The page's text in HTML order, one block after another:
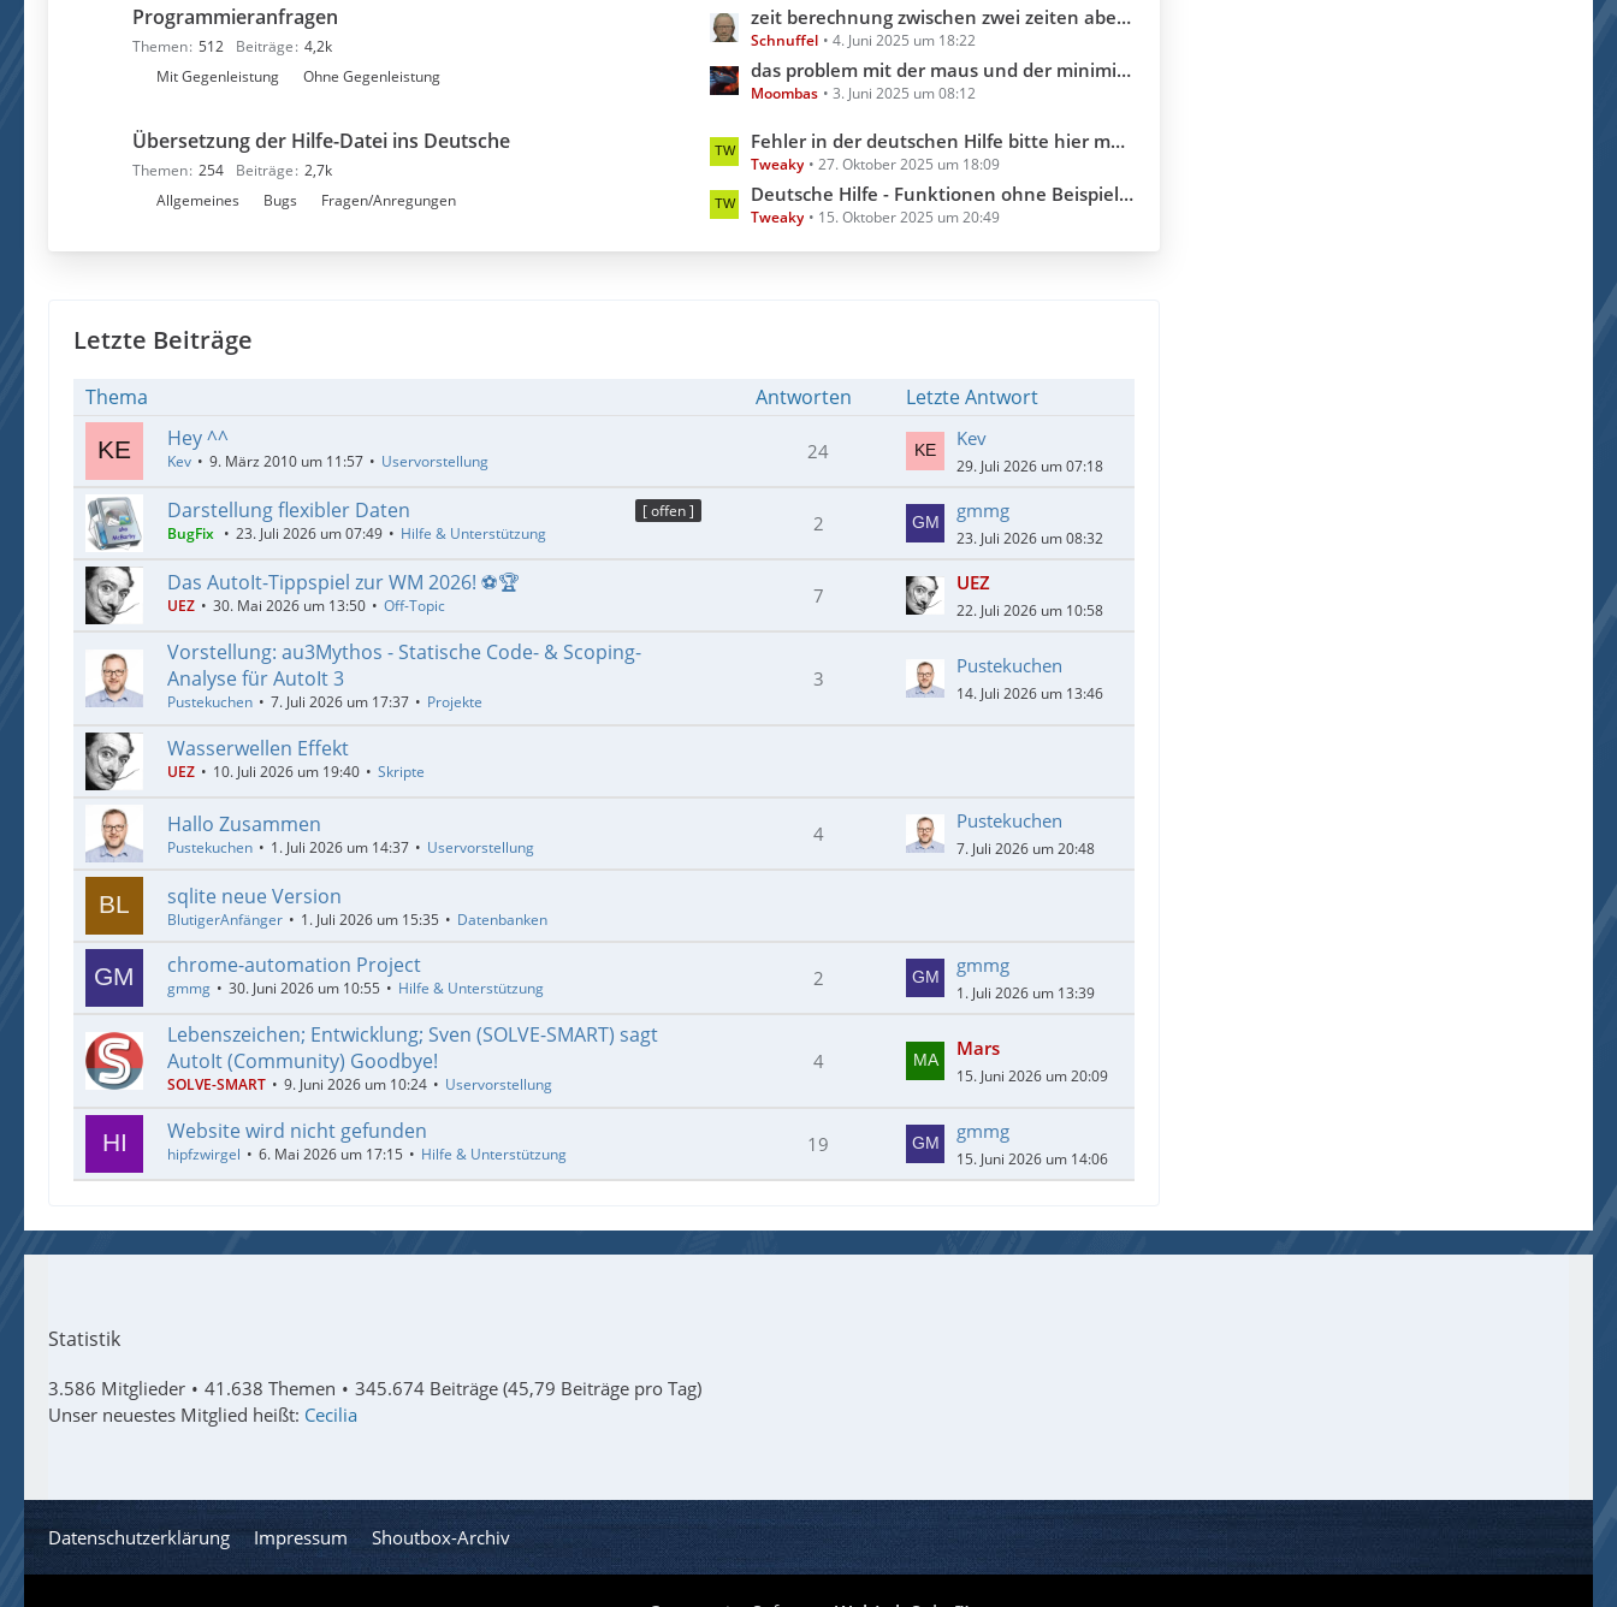
g
e
e
n
e
B
e
i
r
ä
g
e
t
e
o
r
e
Programmieranfragen
Themen 512 Beiträge 4,2k
L
e
t
z
e
e
t
zeit berechnung zwischen zwei zeiten aber inklusive millisekunden
Schnuffel 4. Juni 2025 um 18:22
das problem mit der maus und der minimierung
Moombas 3. Juni 2025 um 08:12
t
e
r
Mit Gegenleistung Ohne Gegenleistung
Übersetzung der Hilfe-Datei ins Deutsche
Themen 254 Beiträge 2,7k
L
e
t
z
t
Fehler in der deutschen Hilfe bitte hier melden (Hilfedatei 3.3.18.0 2025.10.04)
Tweaky 27. Oktober 2025 um 18:09
Deutsche Hilfe - Funktionen ohne Beispiel (Hilfedatei 3.3.18.0)
Tweaky 15. Oktober 2025 um 20:49
t
f
e
Allgemeines Bugs Fragen/Anregungen
Letzte Beiträge
Thema Antworten
Letzte Antwort
Hey ^^
Kev 9. März 2010 um 11:57 Uservorstellung 24
Kev
29. Juli 2026 um 07:18
[ offen ]
Darstellung flexibler Daten
BugFix 23. Juli 2026 um 07:49 Hilfe & Unterstützung 2
gmmg
23. Juli 2026 um 08:32
Das AutoIt-Tippspiel zur WM 2026! ⚽🏆
UEZ 30. Mai 2026 um 13:50 Off-Topic 7
UEZ
22. Juli 2026 um 10:58
Vorstellung: au3Mythos - Statische Code- & Scoping-
Analyse für AutoIt 3
Pustekuchen 7. Juli 2026 um 17:37 Projekte
3
Pustekuchen
14. Juli 2026 um 13:46
Wasserwellen Effekt
UEZ 10. Juli 2026 um 19:40 Skripte
Hallo Zusammen
Pustekuchen 1. Juli 2026 um 14:37 Uservorstellung
4
Pustekuchen
7. Juli 2026 um 20:48
sqlite neue Version
BlutigerAnfänger 1. Juli 2026 um 15:35 Datenbanken
chrome-automation Project
gmmg 30. Juni 2026 um 10:55 Hilfe & Unterstützung 2
gmmg
1. Juli 2026 um 13:39
Lebenszeichen; Entwicklung; Sven (SOLVE-SMART) sagt
AutoIt (Community) Goodbye!
SOLVE-SMART 9. Juni 2026 um 10:24 Uservorstellung
4
Mars
15. Juni 2026 um 20:09
Website wird nicht gefunden
hipfzwirgel 6. Mai 2026 um 17:15 Hilfe & Unterstützung 19
gmmg
15. Juni 2026 um 14:06
Statistik
3.586 Mitglieder 41.638 Themen
345.674 Beiträge (45,79 Beiträge pro Tag)
Unser neuestes Mitglied heißt: Cecilia
Datenschutzerklärung Impressum Shoutbox-Archiv